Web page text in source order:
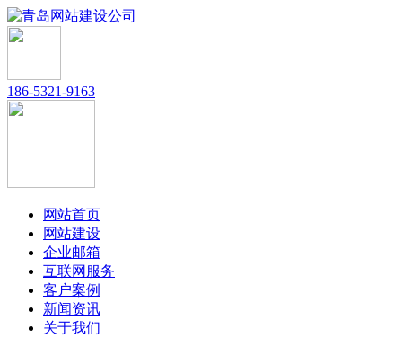
186-5321-9163
网站首页
网站建设
企业邮箱
互联网服务
客户案例
新闻资讯
关于我们